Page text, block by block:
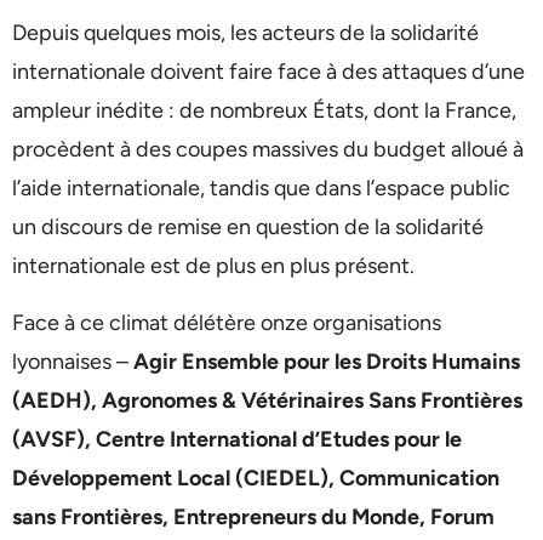
Depuis quelques mois, les acteurs de la solidarité
internationale doivent faire face à des attaques d’une
ampleur inédite : de nombreux États, dont la France,
procèdent à des coupes massives du budget alloué à
l’aide internationale, tandis que dans l’espace public
un discours de remise en question de la solidarité
internationale est de plus en plus présent.
Face à ce climat délétère onze organisations
lyonnaises –Agir Ensemble pour les Droits Humains
(AEDH), Agronomes & Vétérinaires Sans Frontières
(AVSF), Centre International d’Etudes pour le
Développement Local (CIEDEL), Communication
sans Frontières, Entrepreneurs du Monde, Forum